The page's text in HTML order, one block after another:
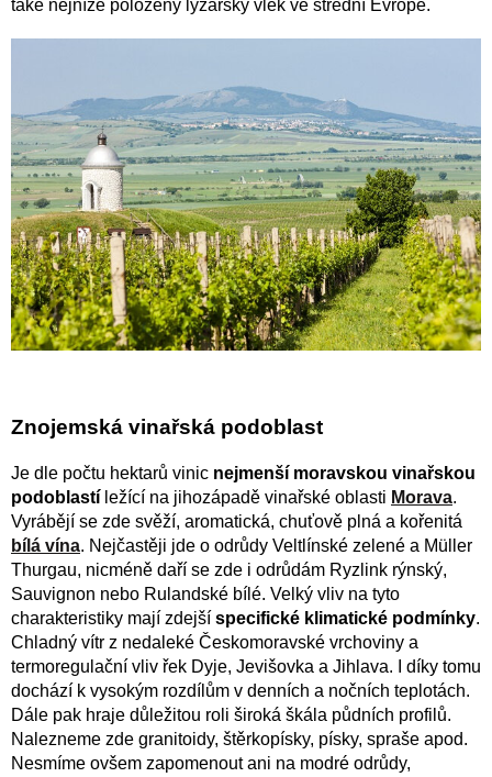
také nejníže položený lyžařský vlek ve střední Evropě.
Znojemská vinařská podoblast
Je dle počtu hektarů vinic nejmenší moravskou vinařskou
podoblastí ležící na jihozápadě vinařské oblasti Morava.
Vyrábějí se zde svěží, aromatická, chuťově plná a kořenitá
bílá vína. Nejčastěji jde o odrůdy Veltlínské zelené a Müller
Thurgau, nicméně daří se zde i odrůdám Ryzlink rýnský,
Sauvignon nebo Rulandské bílé. Velký vliv na tyto
charakteristiky mají zdejší specifické klimatické podmínky.
Chladný vítr z nedaleké Českomoravské vrchoviny a
termoregulační vliv řek Dyje, Jevišovka a Jihlava. I díky tomu
dochází k vysokým rozdílům v denních a nočních teplotách.
Dále pak hraje důležitou roli široká škála půdních profilů.
Nalezneme zde granitoidy, štěrkopísky, písky, spraše apod.
Nesmíme ovšem zapomenout ani na modré odrůdy,